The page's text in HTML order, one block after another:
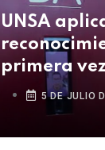
UNSA
primera
Ceprunsa
5 DE JULIO